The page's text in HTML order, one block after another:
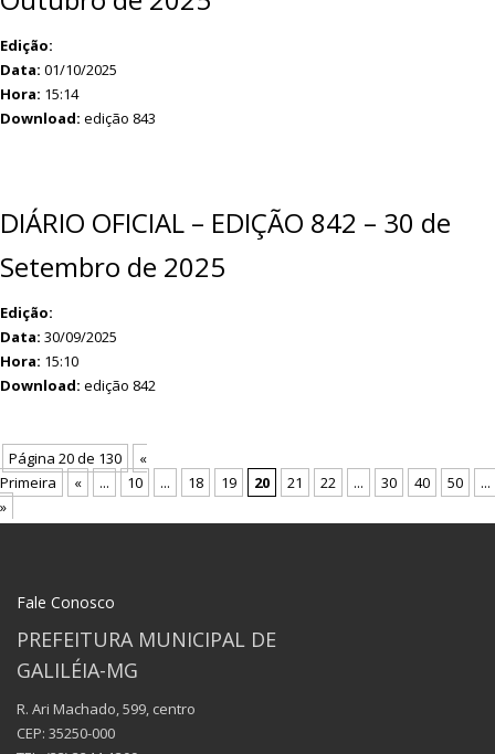
Edição:
Data: 01/10/2025
Hora: 15:14
Download: edição 843
DIÁRIO OFICIAL – EDIÇÃO 842 – 30 de
Setembro de 2025
Edição:
Data: 30/09/2025
Hora: 15:10
Download: edição 842
Página 20 de 130
«
Primeira
« ... 10 ... 18 19 20 21 22 ... 30 40 50
...
»
Fale Conosco
PREFEITURA MUNICIPAL DE
GALILÉIA-MG
R. Ari Machado, 599, centro
CEP: 35250-000